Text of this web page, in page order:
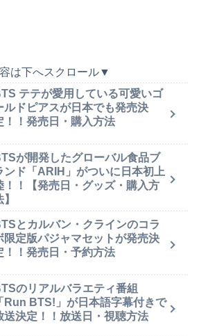
は下へスクロール▼
テテが愛用している可愛いゴ
ルドピアスが日本でも発売決
！！発売日・購入方法
が開発したグローバル食品ブ
ンド「ARIH」がついに日本初上
！！【発売日・グッズ・購入方
とカルバン・クラインのコラ
限定版パジャマセットが発売決
！！発売日・予約方法
のリアルバラエティ番組
Run BTS!」が日本語字幕付きで
送決定！！放送日・視聴方法